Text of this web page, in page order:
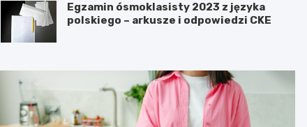
Egzamin ósmoklasisty 2023 z języka
polskiego – arkusze i odpowiedzi CKE